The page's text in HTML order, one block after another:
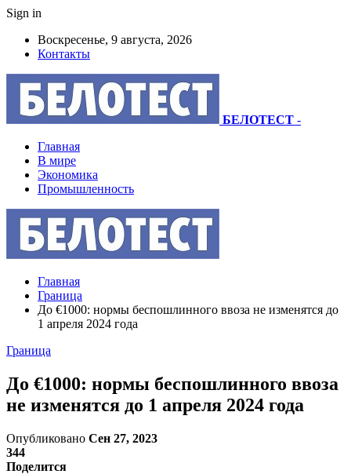
Sign in
Воскресенье, 9 августа, 2026
Контакты
БЕЛОТЕСТ -
Главная
В мире
Экономика
Промышленность
Главная
Граница
До €1000: нормы беспошлинного ввоза не изменятся до
1 апреля 2024 года
Граница
До €1000: нормы беспошлинного ввоза
не изменятся до 1 апреля 2024 года
Опубликовано Сен 27, 2023
344
Поделится